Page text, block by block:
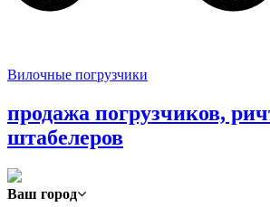
Вилочные погрузчики
продажа погрузчиков,
штабелеров
Ваш город